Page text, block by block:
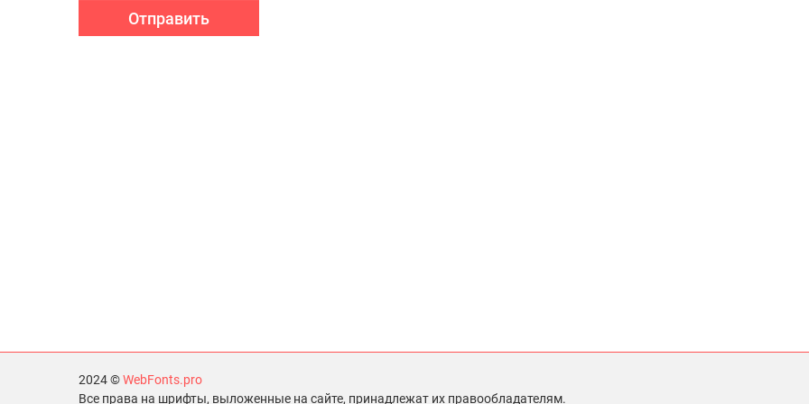
Отправить
2024 ©WebFonts.pro
Все права на шрифты, выложенные на сайте, принадлежат их правообладателям.